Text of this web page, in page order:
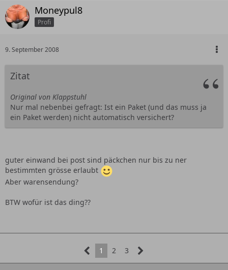
Moneypul8
Profi
9. September 2008
Zitat
Original von Klappstuhl
Nur mal nebenbei gefragt: Ist ein Paket (und das muss ja
ein Paket werden) nicht automatisch versichert?
guter einwand bei post sind päckchen nur bis zu ner
bestimmten grösse erlaubt
Aber warensendung?
BTW wofür ist das ding??
1 2 3